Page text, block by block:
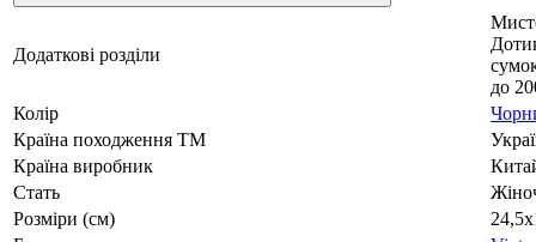
Додаткові розділи
до
Колір
Країна походження ТМ
Країна виробник
Стать
Розміри (см)